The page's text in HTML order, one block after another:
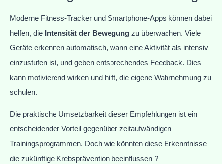
Moderne Fitness-Tracker und Smartphone-Apps können dabei
helfen, die Intensität der Bewegung zu überwachen. Viele
Geräte erkennen automatisch, wann eine Aktivität als intensiv
einzustufen ist, und geben entsprechendes Feedback. Dies
kann motivierend wirken und hilft, die eigene Wahrnehmung zu
schulen.
Die praktische Umsetzbarkeit dieser Empfehlungen ist ein
entscheidender Vorteil gegenüber zeitaufwändigen
Trainingsprogrammen. Doch wie könnten diese Erkenntnisse
die zukünftige Krebsprävention beeinflussen ?